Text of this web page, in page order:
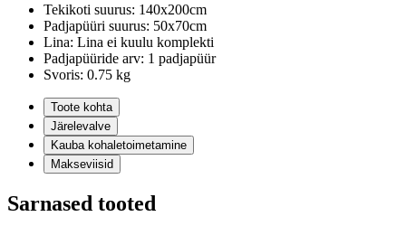
Tekikoti suurus: 140x200cm
Padjapüüri suurus: 50x70cm
Lina: Lina ei kuulu komplekti
Padjapüüride arv: 1 padjapüür
Svoris: 0.75 kg
Toote kohta
Järelevalve
Kauba kohaletoimetamine
Makseviisid
Sarnased tooted